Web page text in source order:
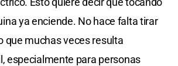
ya enciende. No hace falta tirar
que muchas veces resulta
especialmente para personas